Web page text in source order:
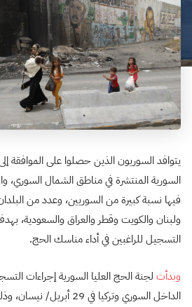
يتوافد السوريون الذين حصلوا على الموافقة
السورية المنتشرة في مناطق الشمال السوري،
فيها نسبة كبيرة من السوريين، وعدد من
ولبنان والكويت وقطر والعراق والسعودية،
التسجيل للراغبين في أداء مناسك الحج.
وبدأت لجنة الحج العليا السورية إجراءات
الداخل السوري وتركيا في